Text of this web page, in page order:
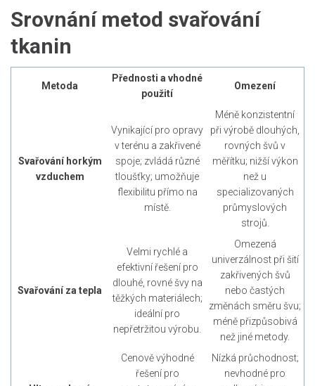
Srovnání metod svařování
tkanin
Metoda
Přednosti a vhodné
použití
Omezení
Svařování horkým
vzduchem
Vynikající pro opravy
v terénu a zakřivené
spoje; zvládá různé
tloušťky; umožňuje
flexibilitu přímo na
místě.
Méně konzistentní
při výrobě dlouhých,
rovných švů v
měřítku; nižší výkon
než u
specializovaných
průmyslových
strojů.
Svařování za tepla
Velmi rychlé a
efektivní řešení pro
dlouhé, rovné švy na
těžkých materiálech;
ideální pro
nepřetržitou výrobu.
Omezená
univerzálnost při šití
zakřivených švů
nebo častých
změnách směru švu;
méně přizpůsobivá
než jiné metody.
Cenově výhodné
řešení pro
Nízká průchodnost;
nevhodné pro